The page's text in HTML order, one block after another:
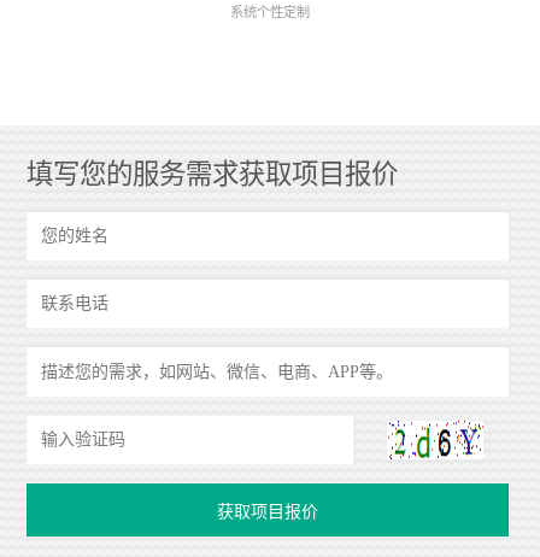
系统个性定制
填写您的服务需求获取项目报价